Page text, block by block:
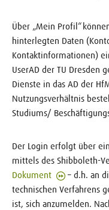
Über „Mein Profil“
hinterlegten Daten
Kontaktinformationen)
UserAD der TU Dresden
Dienste in das AD der
Nutzungsverhältnis
Studiums/
Der Login erfolgt über
mittels des Shibboleth-
Dokument
– d.h. an
technischen Verfahrens
ist, sich anzumelden.